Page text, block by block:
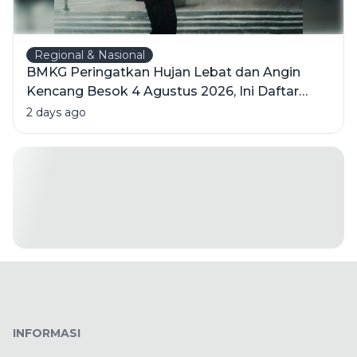
Regional & Nasional
BMKG Peringatkan Hujan Lebat dan Angin
Kencang Besok 4 Agustus 2026, Ini Daftar
Wilayahnya
2 days ago
INFORMASI